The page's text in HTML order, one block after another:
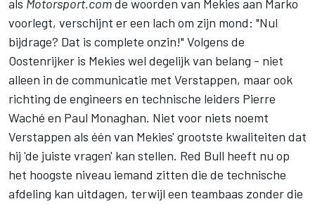
als Motorsport.comde woorden van Mekies aan Marko
voorlegt, verschijnt er een lach om zijn mond: "Nul
bijdrage? Dat is complete onzin!" Volgens de
Oostenrijker is Mekies wel degelijk van belang - niet
alleen in de communicatie met Verstappen, maar ook
richting de engineers en technische leiders Pierre
Waché en Paul Monaghan. Niet voor niets noemt
Verstappen als één van Mekies' grootste kwaliteiten dat
hij 'de juiste vragen' kan stellen. Red Bull heeft nu op
het hoogste niveau iemand zitten die de technische
afdeling kan uitdagen, terwijl een teambaas zonder die